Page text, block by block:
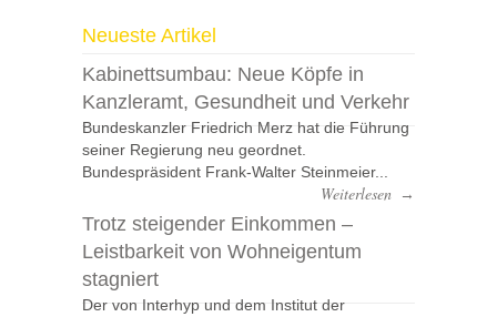
Neueste Artikel
Kabinettsumbau: Neue Köpfe in
Kanzleramt, Gesundheit und Verkehr
Bundeskanzler Friedrich Merz hat die Führung
seiner Regierung neu geordnet.
Bundespräsident Frank-Walter Steinmeier...
Weiterlesen →
Trotz steigender Einkommen –
Leistbarkeit von Wohneigentum
stagniert
Der von Interhyp und dem Institut der